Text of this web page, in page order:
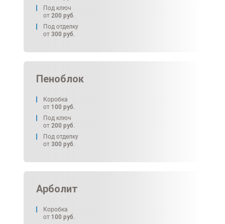
Под ключ
от 200 руб.
Под отделку
от 300 руб.
Пеноблок
Коробка
от 100 руб.
Под ключ
от 200 руб.
Под отделку
от 300 руб.
Арболит
Коробка
от 100 руб.